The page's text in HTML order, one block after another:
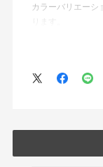
カラーバリエー
オフィスチェア
した、座り心地
今回どうしても
購入しましたが、